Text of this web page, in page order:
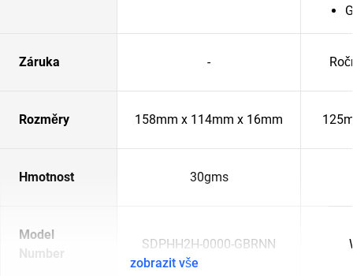
Záruka -
Rozměry 158mm x 114mm x 16mm
Hmotnost 30gms
Model
Number
SDPHH2H-0000-GBRNN
zobrazit vše